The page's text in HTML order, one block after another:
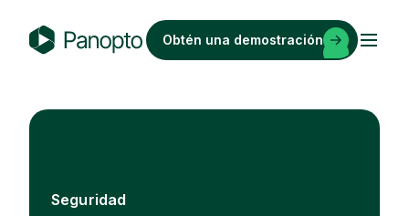
n
o
Obtén una demostración
Seguridad